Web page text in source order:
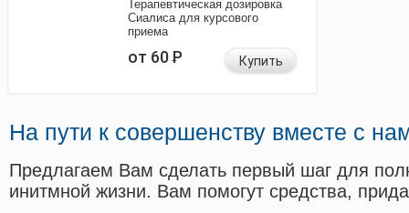
Терапевтическая дозировка
Сиалиса для курсового
приема
от 60Р Купить
На пути к совершенству вместе с
Предлагаем Вам сделать первый шаг для
инитмной жизни. Вам помогут средства,